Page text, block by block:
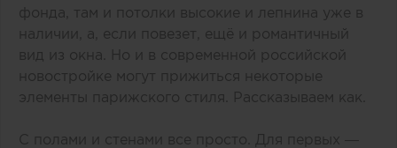
фонда, там и потолки высокие и лепнина уже в
наличии, а, если повезет, ещё и романтичный
вид из окна. Но и в современной российской
новостройке могут прижиться некоторые
элементы парижского стиля. Рассказываем как.
С полами и стенами все просто. Для первых —